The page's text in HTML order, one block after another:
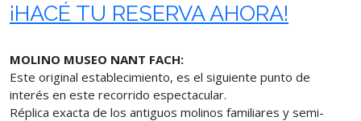
¡HACÉ TU RESERVA AHORA!
MOLINO MUSEO NANT FACH:
Este original establecimiento, es el siguiente punto de
interés en este recorrido espectacular.
Réplica exacta de los antiguos molinos familiares y semi-